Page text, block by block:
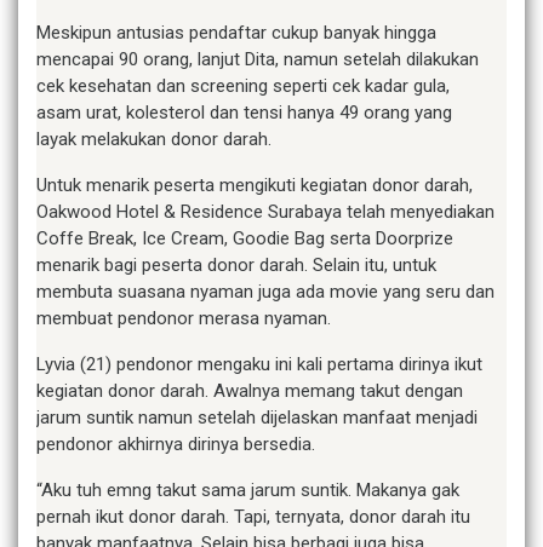
Meskipun antusias pendaftar cukup banyak hingga
mencapai 90 orang, lanjut Dita, namun setelah dilakukan
cek kesehatan dan screening seperti cek kadar gula,
asam urat, kolesterol dan tensi hanya 49 orang yang
layak melakukan donor darah.
Untuk menarik peserta mengikuti kegiatan donor darah,
Oakwood Hotel & Residence Surabaya telah menyediakan
Coffe Break, Ice Cream, Goodie Bag serta Doorprize
menarik bagi peserta donor darah. Selain itu, untuk
membuta suasana nyaman juga ada movie yang seru dan
membuat pendonor merasa nyaman.
Lyvia (21) pendonor mengaku ini kali pertama dirinya ikut
kegiatan donor darah. Awalnya memang takut dengan
jarum suntik namun setelah dijelaskan manfaat menjadi
pendonor akhirnya dirinya bersedia.
“Aku tuh emng takut sama jarum suntik. Makanya gak
pernah ikut donor darah. Tapi, ternyata, donor darah itu